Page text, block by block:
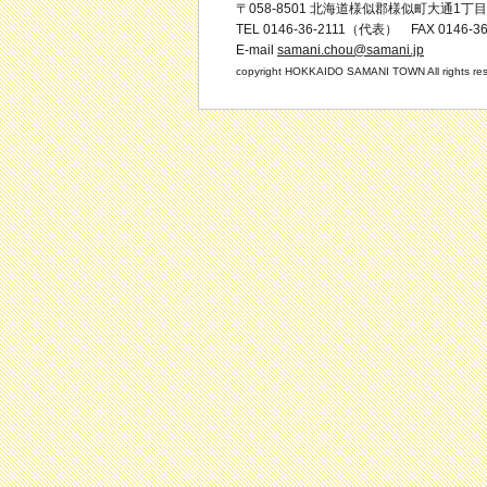
〒058-8501 北海道様似郡様似町大通1丁
TEL 0146-36-2111（代表） FAX 0146-
E-mail samani.chou@samani.jp
copyright HOKKAIDO SAMANI TOWN All rights